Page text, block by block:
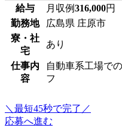
給与 月収例316,000円
勤務地
広島県 庄原市
寮・社
宅
あり
仕事内
容
自動車系工場で
フ
＼最短45秒で完了／
応募へ進む